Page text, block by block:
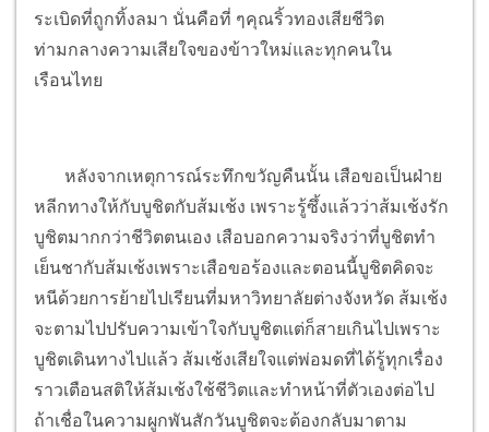
ระเบิดที่ถูกทิ้งลมา นั่นคือที่ ๆคุณริ้วทองเสียชีวิต
ท่ามกลางความเสียใจของข้าวใหม่และทุกคนใน
เรือนไทย
หลังจากเหตุการณ์ระทึกขวัญคืนนั้น เสือขอเป็นฝ่าย
หลีกทางให้กับบูชิตกับส้มเช้ง เพราะรู้ซึ้งแล้วว่าส้มเช้งรัก
บูชิตมากกว่าชีวิตตนเอง เสือบอกความจริงว่าที่บูชิตทำ
เย็นชากับส้มเช้งเพราะเสือขอร้องและตอนนี้บูชิตคิดจะ
หนีด้วยการย้ายไปเรียนที่มหาวิทยาลัยต่างจังหวัด ส้มเช้ง
จะตามไปปรับความเข้าใจกับบูชิตแต่ก็สายเกินไปเพราะ
บูชิตเดินทางไปแล้ว ส้มเช้งเสียใจแต่พ่อมดที่ได้รู้ทุกเรื่อง
ราวเตือนสติให้ส้มเช้งใช้ชีวิตและทำหน้าที่ตัวเองต่อไป
ถ้าเชื่อในความผูกพันสักวันบูชิตจะต้องกลับมาตาม